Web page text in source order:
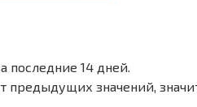
последние 14 дней.
предыдущих значений,